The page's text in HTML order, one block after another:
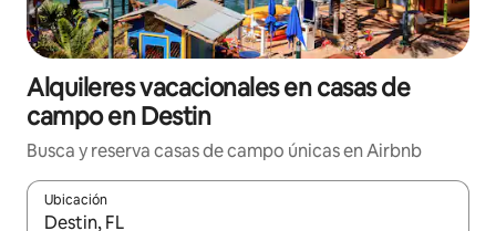
Alquileres vacacionales en casas de
campo en Destin
Busca y reserva casas de campo únicas en Airbnb
Ubicación
Cuando los resultados estén disponibles, navega con las